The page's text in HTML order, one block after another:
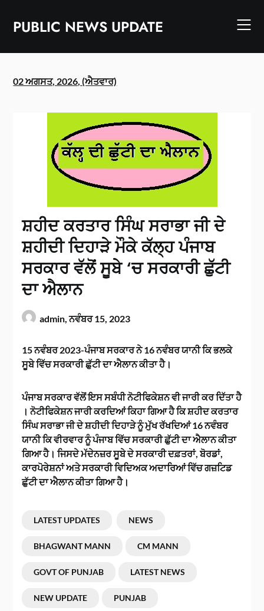
contentPUBLIC NEWS UPDATE
02 ਅਗਸਤ, 2026, (ਐਤਵਾਰ)
ਸ਼ਹੀਦ ਕਰਤਾਰ ਸਿੰਘ ਸਰਾਭਾ ਜੀ ਦੇ
ਸ਼ਹੀਦੀ ਦਿਹਾੜੇ ਮੌਕੇ ਕੱਲ੍ਹ ਪੰਜਾਬ
ਸਰਕਾਰ ਵੱਲੋਂ ਸੂਬੇ ‘ਚ ਸਰਕਾਰੀ ਛੁੱਟੀ
ਦਾ ਐਲਾਨ
admin,ਨਵੰਬਰ 15, 2023
15 ਨਵੰਬਰ 2023-ਪੰਜਾਬ ਸਰਕਾਰ ਨੇ 16 ਨਵੰਬਰ ਯਾਨੀ ਕਿ ਭਲਕੇ
ਸੂਬੇ ਵਿੱਚ ਸਰਕਾਰੀ ਛੁੱਟੀ ਦਾ ਐਲਾਨ ਕੀਤਾ ਹੈ।
ਪੰਜਾਬ ਸਰਕਾਰ ਵੱਲੋਂ ਇਸ ਸਬੰਧੀ ਨੋਟੀਫਿਕੇਸ਼ਨ ਵੀ ਜਾਰੀ ਕਰ ਦਿੱਤਾ ਹੈ
। ਨੋਟੀਫਿਕੇਸ਼ਨ ਜਾਰੀ ਕਰਦਿਆਂ ਕਿਹਾ ਗਿਆ ਹੈ ਕਿ ਸ਼ਹੀਦ ਕਰਤਾਰ
ਸਿੰਘ ਸਰਾਭਾ ਜੀ ਦੇ ਸ਼ਹੀਦੀ ਦਿਹਾੜੇ ਨੂੰ ਮੁੱਖ ਰੱਖਦਿਆਂ 16 ਨਵੰਬਰ
ਯਾਨੀ ਕਿ ਵੀਰਵਾਰ ਨੂੰ ਪੰਜਾਬ ਵਿੱਚ ਸਰਕਾਰੀ ਛੁੱਟੀ ਦਾ ਐਲਾਨ ਕੀਤਾ
ਗਿਆ ਹੈ। ਜਿਸਦੇ ਮੱਦੇਨਜ਼ਰ ਸੂਬੇ ਦੇ ਸਰਕਾਰੀ ਦਫ਼ਤਰਾਂ, ਬੋਰਡਾਂ,
ਕਾਰਪੋਰੇਸ਼ਨਾਂ ਅਤੇ ਸਰਕਾਰੀ ਵਿਦਿਅਕ ਅਦਾਰਿਆਂ ਵਿੱਚ ਗਜ਼ਟਿਡ
ਛੁੱਟੀ ਦਾ ਐਲਾਨ ਕੀਤਾ ਗਿਆ ਹੈ।
LATEST UPDATES NEWS
BHAGWANT MANN CM MANN
GOVT OF PUNJAB LATEST NEWS
NEW UPDATE PUNJAB